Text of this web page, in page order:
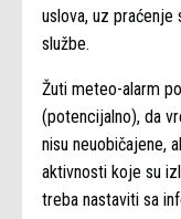
uslova, uz praćenje
službe.
Žuti meteo-alarm
(potencijalno), da
nisu neuobičajene,
aktivnosti koje su
treba nastaviti sa